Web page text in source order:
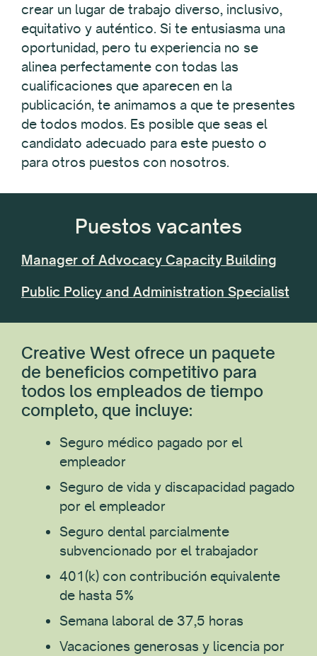
crear un lugar de trabajo diverso, inclusivo,
equitativo y auténtico. Si te entusiasma una
oportunidad, pero tu experiencia no se
alinea perfectamente con todas las
cualificaciones que aparecen en la
publicación, te animamos a que te presentes
de todos modos. Es posible que seas el
candidato adecuado para este puesto o
para otros puestos con nosotros.
Puestos vacantes
Manager of Advocacy Capacity Building
Public Policy and Administration Specialist
Creative West ofrece un paquete
de beneficios competitivo para
todos los empleados de tiempo
completo, que incluye:
Seguro médico pagado por el
empleador
Seguro de vida y discapacidad pagado
por el empleador
Seguro dental parcialmente
subvencionado por el trabajador
401(k) con contribución equivalente
de hasta 5%
Semana laboral de 37,5 horas
Vacaciones generosas y licencia por